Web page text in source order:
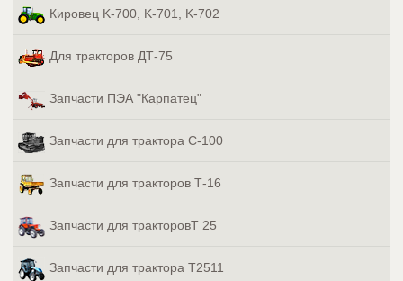
Кировец K-700, K-701, K-702
Для тракторов ДТ-75
Запчасти ПЭА "Карпатец"
Запчасти для трактора С-100
Запчасти для тракторов Т-16
Запчасти для тракторовТ 25
Запчасти для трактора Т2511